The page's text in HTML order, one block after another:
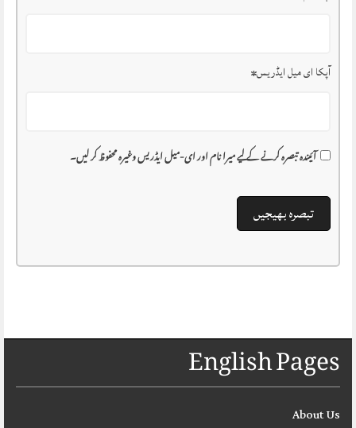
آپکا ای میل ایڈریس*
آئیندہ تبصرہ کرنے کے لیے میرا نام اور ای-میل ایڈریس وغیرہ محفوظ کر لیں۔
English Pages
About Us